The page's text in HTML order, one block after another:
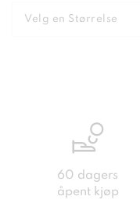
Velg en Størrelse
60 dagers
åpent kjøp